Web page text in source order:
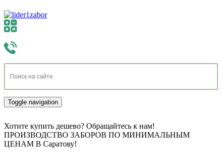
Toggle navigation
Хотите купить дешево? Обращайтесь к нам!
ПРОИЗВОДСТВО ЗАБОРОВ ПО МИНИМАЛЬНЫМ
ЦЕНАМ В Саратову!